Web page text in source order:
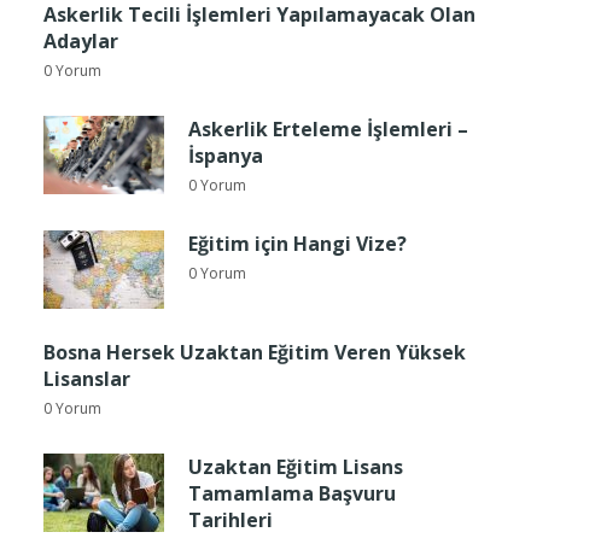
Askerlik Tecili İşlemleri Yapılamayacak Olan
Adaylar
0 Yorum
Askerlik Erteleme İşlemleri –
İspanya
0 Yorum
Eğitim için Hangi Vize?
0 Yorum
Bosna Hersek Uzaktan Eğitim Veren Yüksek
Lisanslar
0 Yorum
Uzaktan Eğitim Lisans
Tamamlama Başvuru
Tarihleri